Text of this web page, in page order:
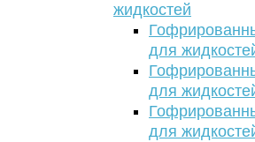
жидкостей
для
для
для